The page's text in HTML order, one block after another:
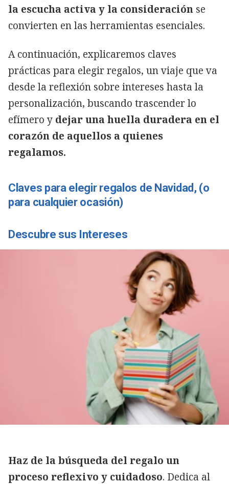
la escucha activa y la consideración se
convierten en las herramientas esenciales.
A continuación, explicaremos claves
prácticas para elegir regalos, un viaje que va
desde la reflexión sobre intereses hasta la
personalización, buscando trascender lo
efímero y dejar una huella duradera en el
corazón de aquellos a quienes
regalamos.
Claves para elegir regalos de Navidad, (o
para cualquier ocasión)
Descubre sus Intereses
Haz de la búsqueda del regalo un
proceso reflexivo y cuidadoso. Dedica al